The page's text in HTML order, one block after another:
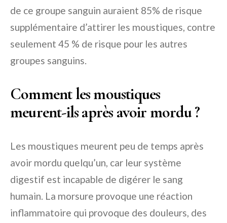
de ce groupe sanguin auraient 85% de risque
supplémentaire d’attirer les moustiques, contre
seulement 45 % de risque pour les autres
groupes sanguins.
Comment les moustiques
meurent-ils après avoir mordu ?
Les moustiques meurent peu de temps après
avoir mordu quelqu’un, car leur système
digestif est incapable de digérer le sang
humain. La morsure provoque une réaction
inflammatoire qui provoque des douleurs, des